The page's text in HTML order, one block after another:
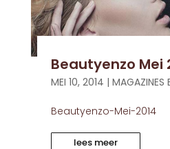
Beautyenzo Mei
MEI 10, 2014 | MAGAZINES
Beautyenzo-Mei-2014
lees meer